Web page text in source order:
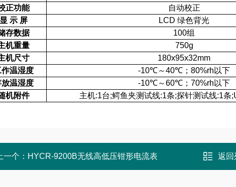
正功能
自动校正
显 示 屏
LCD 绿色背光
存数据
100组
机重量
750g
机尺寸
180x95x32mm
作温湿度
-10℃～40℃；80%rh以下
放温湿度
-10℃～60℃；70%rh以下
机附件
主机:1台;鳄鱼夹测试线:1条;探针测试线:1条
一个： HYCR-9200B无线高低压钳形电流表 返回